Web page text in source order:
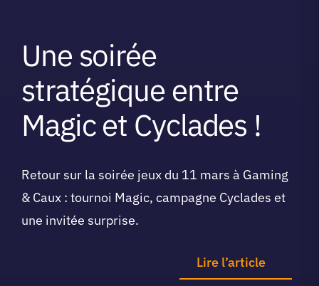
Une soirée
stratégique entre
Magic et Cyclades !
Retour sur la soirée jeux du 11 mars à Gaming
& Caux : tournoi Magic, campagne Cyclades et
une invitée surprise.
Lire l’article